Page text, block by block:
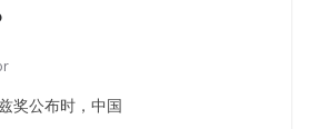
奖公布时，中国